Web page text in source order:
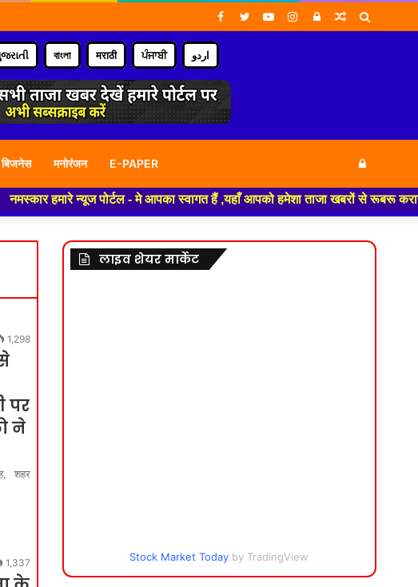
Random
Log
Instagram
YouTube
Twitter
Facebook
বাংলা मराठी ਪੰਜਾਬੀ اردو
बिजनेस मनोरंजन E-PAPER Log
In
पोर्टल - मे आपका स्वागत हैं ,यहाँ आपको हमेशा ताजा खबरों से रूबरू कराया जाएगा ,
1,298
पर
ने
शहर
1,337
लाइव शेयर मार्केट
Stock Market Today by TradingView